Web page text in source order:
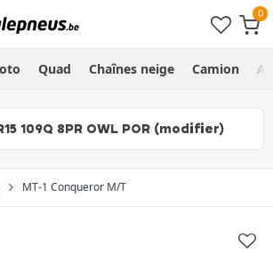
Quad Chaînes neige Camion
109Q 8PR OWL POR (modifier)
MT-1 Conqueror M/T